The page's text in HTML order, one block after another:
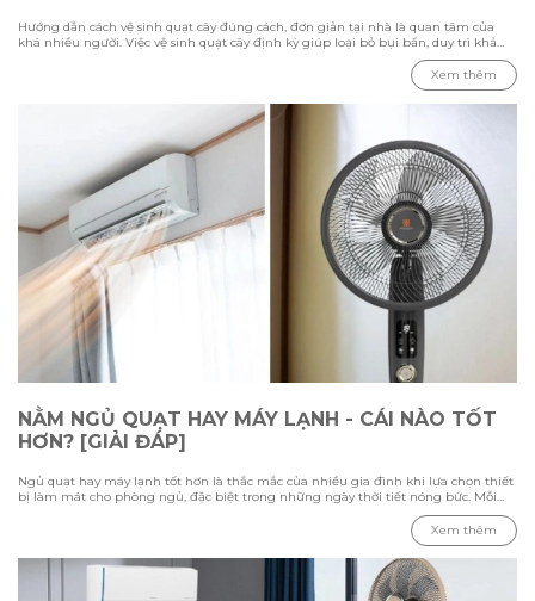
Hướng dẫn cách vệ sinh quạt cây đúng cách, đơn giản tại nhà là quan tâm của
khá nhiều người. Việc vệ sinh quạt cây định kỳ giúp loại bỏ bụi bẩn, duy trì khả
năng làm mát và kéo dài tuổi thọ thiết bị. Trong bài viết này Hawonkoo sẽ hướng
dẫn chi tiết các bước vệ sinh từ cách tháo lắp, làm sạch từng bộ phận đến những
Xem thêm
NẰM NGỦ QUẠT HAY MÁY LẠNH - CÁI NÀO TỐT
HƠN? [GIẢI ĐÁP]
Ngủ quạt hay máy lạnh tốt hơn là thắc mắc của nhiều gia đình khi lựa chọn thiết
bị làm mát cho phòng ngủ, đặc biệt trong những ngày thời tiết nóng bức. Mỗi
phương pháp đều có ưu điểm và hạn chế riêng, phụ thuộc vào nhiệt độ môi
trường, diện tích phòng và nhu cầu sử dụng của từng người. Trong bài viết này
cùng Hawonkoo tìm hiểu sự khác biệt giữa việc ngủ bằng quạt và máy lạnh,
đánh giá ưu nhược điểm của từng thiết bị, đồng thời tham khảo cách sử dụng
phù hợp để tạo không gian nghỉ ngơi thoải mái và tiết kiệm điện.
Xem thêm